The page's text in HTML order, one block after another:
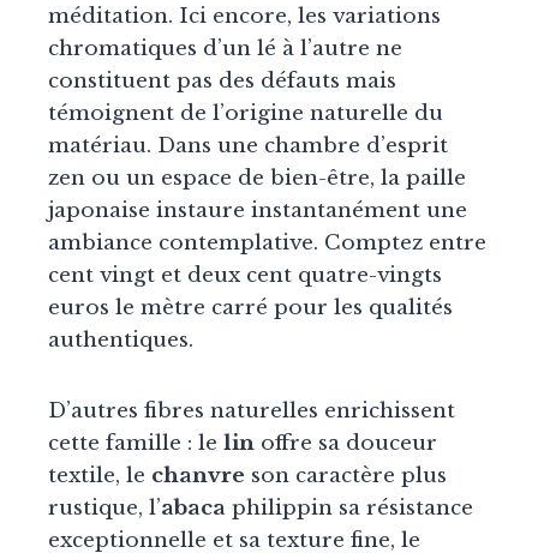
méditation. Ici encore, les variations
chromatiques d’un lé à l’autre ne
constituent pas des défauts mais
témoignent de l’origine naturelle du
matériau. Dans une chambre d’esprit
zen ou un espace de bien-être, la paille
japonaise instaure instantanément une
ambiance contemplative. Comptez entre
cent vingt et deux cent quatre-vingts
euros le mètre carré pour les qualités
authentiques.
D’autres fibres naturelles enrichissent
cette famille : le lin offre sa douceur
textile, le chanvre son caractère plus
rustique, l’abaca philippin sa résistance
exceptionnelle et sa texture fine, le